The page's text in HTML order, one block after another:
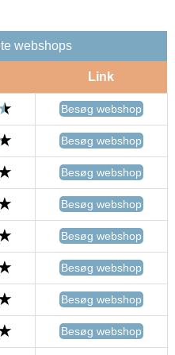
webshops
Link
Besøg webshop
Besøg webshop
Besøg webshop
Besøg webshop
Besøg webshop
Besøg webshop
Besøg webshop
Besøg webshop